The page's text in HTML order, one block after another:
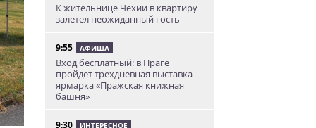
К жительнице Чехии в квартиру
залетел неожиданный гость
9:55 АФИША
Вход бесплатный: в Праге
пройдет трехдневная выставка-
ярмарка «Пражская книжная
башня»
9:30 ИНТЕРЕСНОЕ